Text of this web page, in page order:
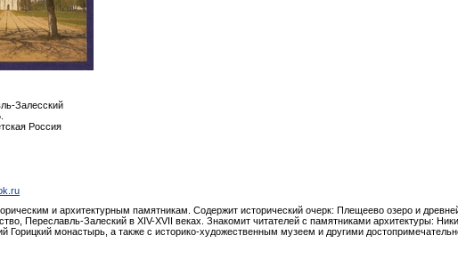
Залесский
Россия
и архитектурным памятникам. Содержит исторический очерк: Плещеево озеро и
Переславль-Залеский в XIV-XVII веках. Знакомит читателей с памятниками архитектуры:
Горицкий монастырь, а также с историко-художественным музеем и другими